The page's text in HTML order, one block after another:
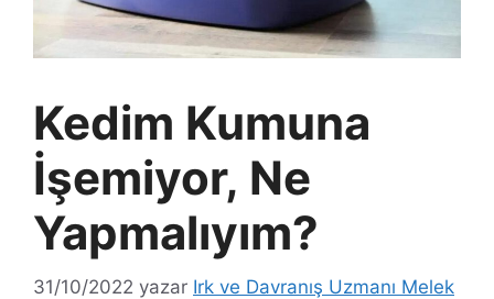
Kedim Kumuna
İşemiyor, Ne
Yapmalıyım?
31/10/2022 yazar Irk ve Davranış Uzmanı Melek